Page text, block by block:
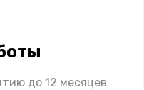
до 12 месяцев